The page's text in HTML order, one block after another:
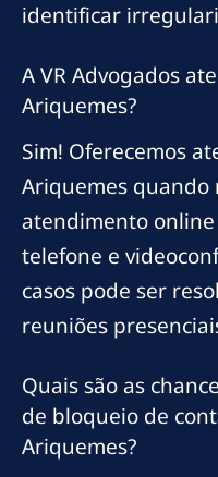
identificar
A VR Advogados
Ariquemes?
Sim! Oferecemos
Ariquemes quando
atendimento online
telefone e
casos pode ser
reuniões
Quais são as
de bloqueio de
Ariquemes?